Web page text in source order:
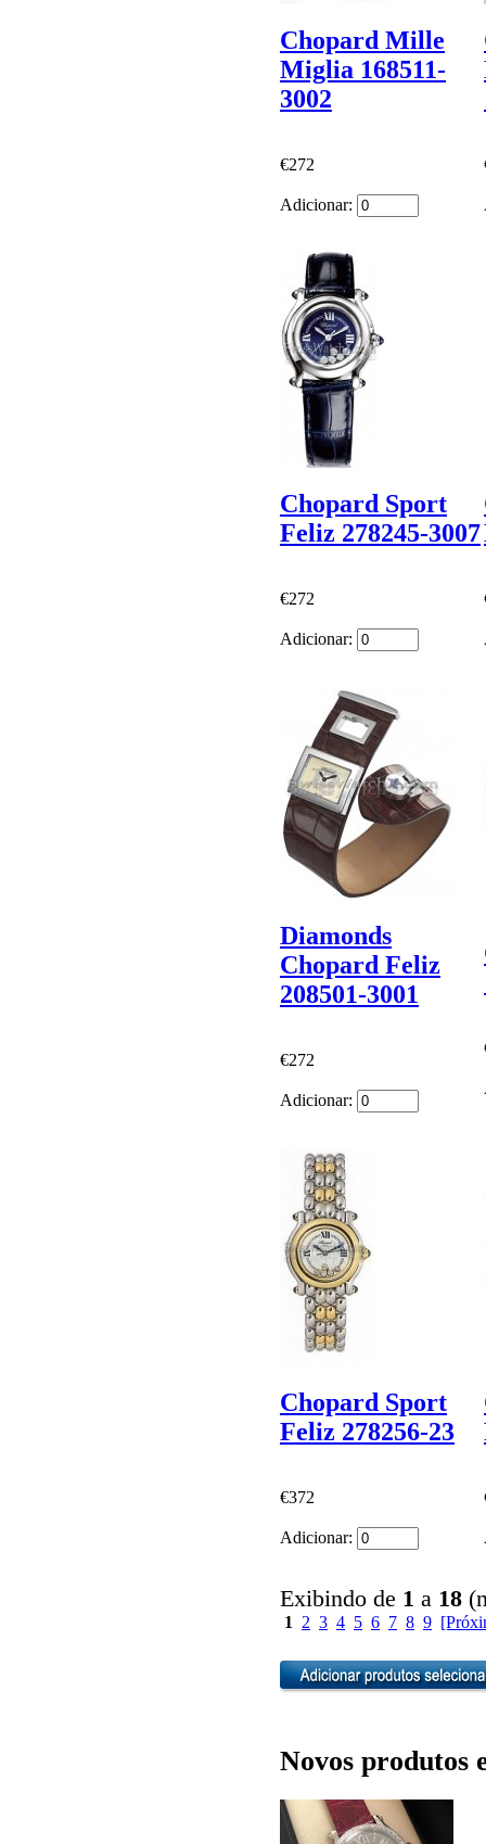
Chopard Mille
Miglia 168511-
3002
€272
Adicionar:
Chopard Sport
Feliz 278245-3007
€272
Adicionar:
Diamonds
Chopard Feliz
208501-3001
€272
Adicionar:
Chopard Sport
Feliz 278256-23
€372
Adicionar:
Exibindo de 1 a 18
1 2 3 4 5 6 7 8 9
Novos produtos